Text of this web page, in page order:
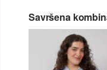
Savršena